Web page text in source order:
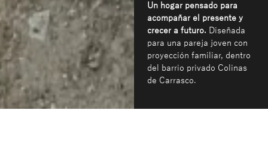
Un hogar pensado para
acompañar el presente y
crecer a futuro. Diseñada
para una pareja joven con
proyección familiar, dentro
del barrio privado Colinas
de Carrasco.